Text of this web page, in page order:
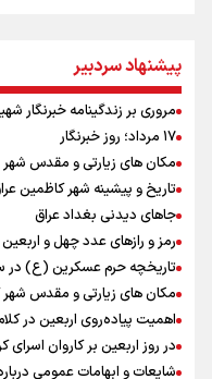
رئیس جمهور : آیا انجام
پزشکیان : آمریکا تلاش می‌کند
افتتاحیه جشنواره نمايش
خطیب جمعه تهران: دشمن
ادبیات باخت را هم بلد نیست
دلیل تأکید پزشکیان بر
خبر سخنگوی کمیسیون امنیت
عمان بر سر تنگه هرمز
پیشنهاد سردبیر
مروری بر زندگینامه خبرنگار
۱۷ مرداد؛ روز خبرنگار
مکان های زیارتی و مقدس
تاریخ و پیشینه شهر کاظمین
جاهای دیدنی بغداد عراق
رمز و رازهای عدد چهل و
تاریخچه حرم عسکرین (ع) در
مکان های زیارتی و مقدس شهر
اهمیت پیاده‌روی اربعین در
در روز اربعین بر کاروان
شایعات و ابهامات عمومی درباره